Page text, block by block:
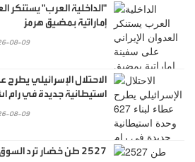
"الداخلية العرب" يستنكر
إماراتية بمضيق هرمز
08-09
استيطانية جديدة في رام
08-09
2527 طن خضار ترد السوق المركزي اليوم